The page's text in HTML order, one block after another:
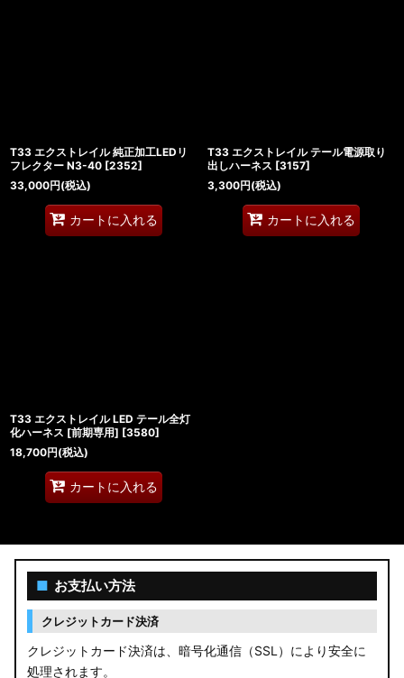
T33 エクストレイル 純正加工LEDリ
フレクター N3-40 [2352]
33,000円(税込)
カートに入れる
T33 エクストレイル テール電源取り
出しハーネス [3157]
3,300円(税込)
カートに入れる
T33 エクストレイル LED テール全灯
化ハーネス [前期専用] [3580]
18,700円(税込)
カートに入れる
■ お支払い方法
クレジットカード決済
クレジットカード決済は、暗号化通信（SSL）により安全に
処理されます。